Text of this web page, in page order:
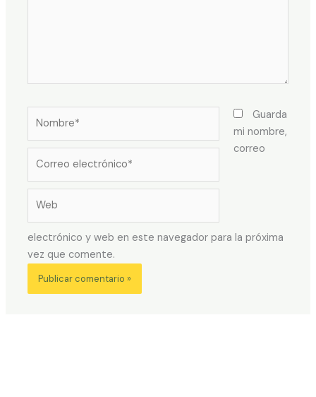
Guarda
mi nombre,
correo
electrónico y web en este navegador para la próxima
vez que comente.